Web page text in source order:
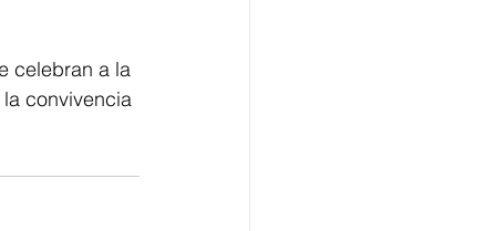
celebran a la
convivencia